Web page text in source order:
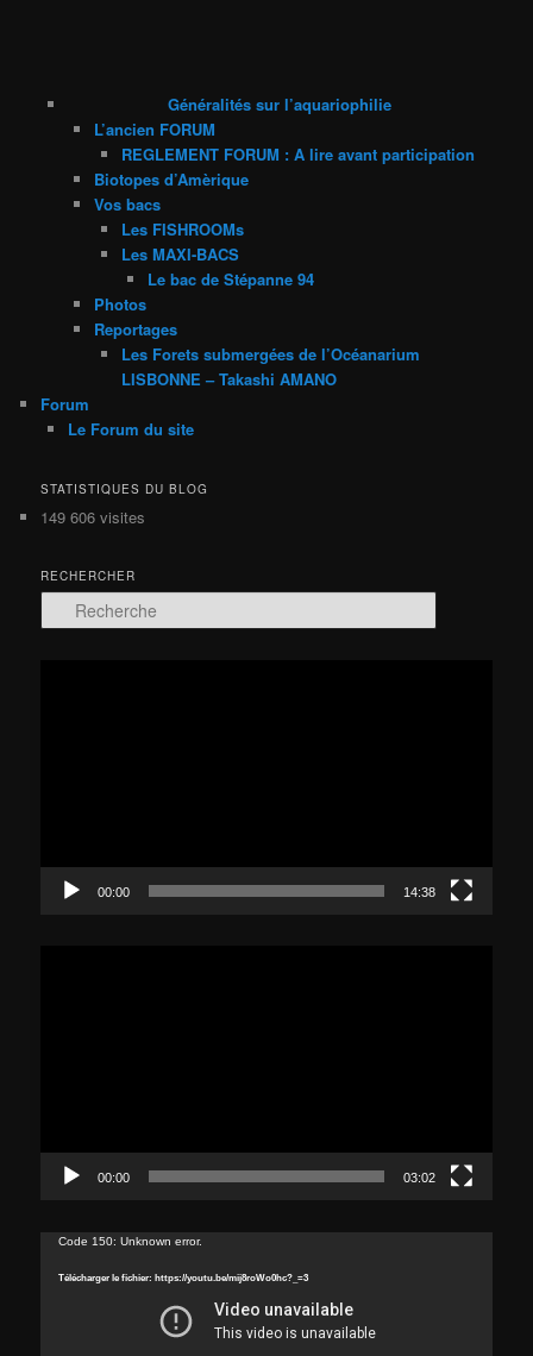
Généralités sur l’aquariophilie
L’ancien FORUM
REGLEMENT FORUM : A lire avant participation
Biotopes d’Amèrique
Vos bacs
Les FISHROOMs
Les MAXI-BACS
Le bac de Stépanne 94
Photos
Reportages
Les Forets submergées de l’Océanarium
LISBONNE – Takashi AMANO
Forum
Le Forum du site
STATISTIQUES DU BLOG
149 606 visites
RECHERCHER
e
00:00 14:38
00:00 03:02
Lecteur
Code 150: Unknown error.
Télécharger le fichier: https://youtu.be/mij8roWo0hc?_=3